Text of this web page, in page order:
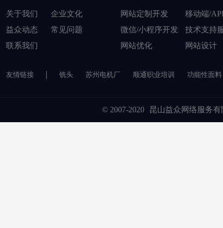
关于我们
企业文化
益众动态
常见问题
联系我们
网站定制开发
移动端/
微信/小程序开发
技术支持
网站优化
网站设计
友情链接 铣头 苏州电机厂 顺通职业培训 功能性面料
© 2007-2020 昆山益众网络服务有